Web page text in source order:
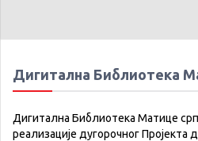
Дигитална Библиотека
Дигитална Библиотека Матице
реализације дугорочног Пројекта